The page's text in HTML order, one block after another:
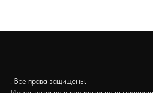
! Все права защищены.